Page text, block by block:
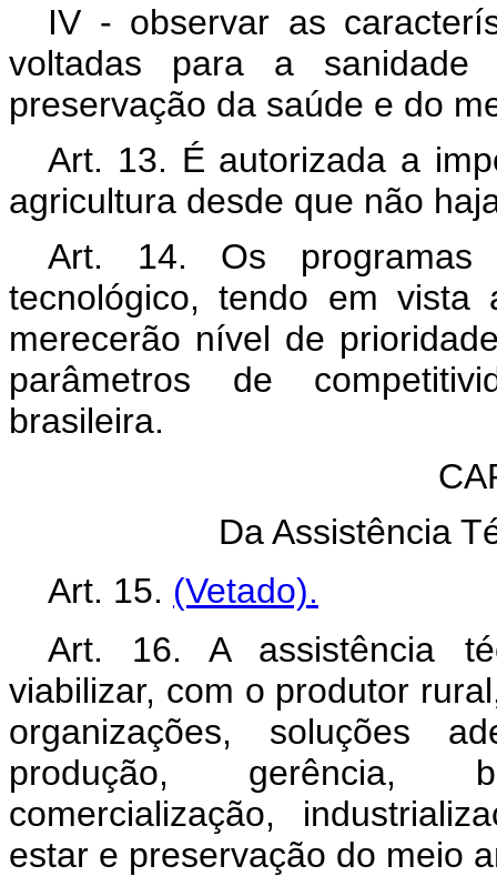
IV - observar as
voltadas para a
preservação da saúde e do
Art. 13. É autorizada a
agricultura desde que não
Art. 14. Os programas
tecnológico, tendo em
merecerão nível de
parâmetros de
brasileira.
Da Assistência
Art. 15. (Vetado).
Art. 16. A assistência
viabilizar, com o produtor
organizações, soluções
produção, gerência,
comercialização,
estar e preservação do meio